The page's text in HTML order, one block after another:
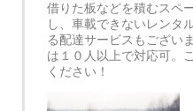
借りた板などを積むスペ
し、車載できないレンタ
る配達サービスもござい
は１０人以上で対応可。
ください！